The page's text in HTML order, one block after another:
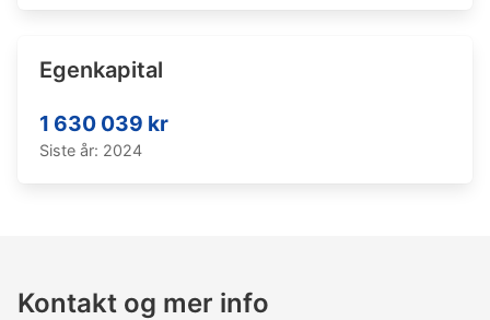
Egenkapital
1 630 039 kr
Siste år: 2024
Kontakt og mer info